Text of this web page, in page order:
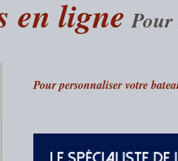
en ligne Pour
Pour personnaliser votre